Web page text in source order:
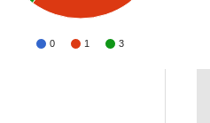
0 1 3